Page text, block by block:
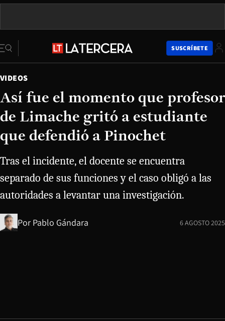
SUSCRÍBETE
VIDEOS
Así fue el momento que profesor
de Limache gritó a estudiante
que defendió a Pinochet
Tras el incidente, el docente se encuentra
separado de sus funciones y el caso obligó a las
autoridades a levantar una investigación.
Por Pablo Gándara 6 AGOSTO 2025